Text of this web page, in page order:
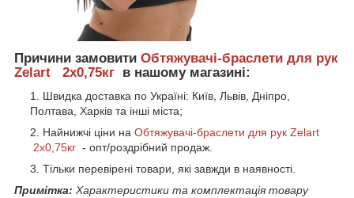
Причини замовити Обтяжувачі-браслети для рук
Zelart 2х0,75кг в нашому магазині:
Швидка доставка по Україні: Київ, Львів, Дніпро,
Полтава, Харків та інші міста;
Найнижчі ціни на Обтяжувачі-браслети для рук Zelart
2х0,75кг - опт/роздрібний продаж.
Тільки перевірені товари, які завжди в наявності.
Примітка: Характеристики та комплектація товару